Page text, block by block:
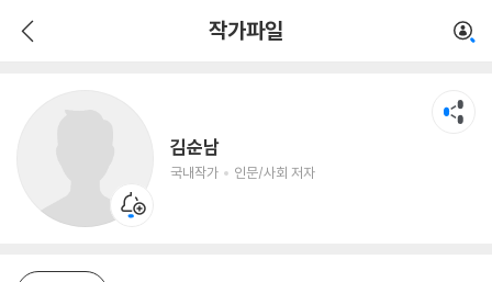
작가파일
김순남
국내작가 인문/사회 저자
인문/사회 저자